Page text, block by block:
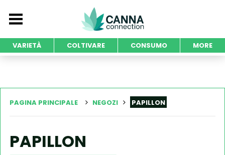
VARIETÀ COLTIVARE CONSUMO MORE
PAGINA PRINCIPALE NEGOZI PAPILLON
PAPILLON